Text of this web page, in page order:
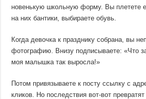
новенькую школьную форму. Вы плетете
на них бантики, выбираете обувь.
Когда девочка к празднику собрана, вы
фотографию. Внизу подписываете: «Что
моя малышка так выросла!»
Потом привязываете к посту ссылку с
кликов. Но последствия вот-вот